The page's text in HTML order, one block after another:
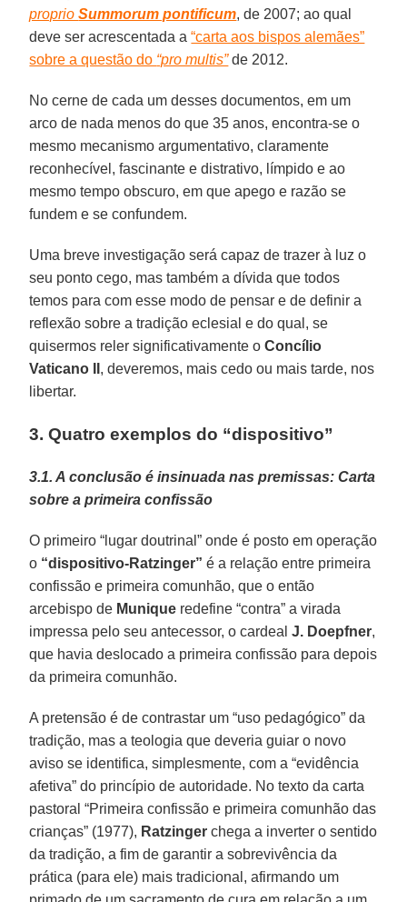
proprioSummorum pontificum, de 2007; ao qual
deve ser acrescentada a“carta aos bispos alemães”
sobre a questão do “pro multis”de 2012.
No cerne de cada um desses documentos, em um
arco de nada menos do que 35 anos, encontra-se o
mesmo mecanismo argumentativo, claramente
reconhecível, fascinante e distrativo, límpido e ao
mesmo tempo obscuro, em que apego e razão se
fundem e se confundem.
Uma breve investigação será capaz de trazer à luz o
seu ponto cego, mas também a dívida que todos
temos para com esse modo de pensar e de definir a
reflexão sobre a tradição eclesial e do qual, se
quisermos reler significativamente oConcílio
Vaticano II , deveremos, mais cedo ou mais tarde, nos
libertar.
3. Quatro exemplos do “dispositivo”
3.1. A conclusão é insinuada nas premissas: Carta
sobre a primeira confissão
O primeiro “lugar doutrinal” onde é posto em operação
o “dispositivo-Ratzinger” é a relação entre primeira
confissão e primeira comunhão, que o então
arcebispo de Munique redefine “contra” a virada
impressa pelo seu antecessor, o cardealJ. Doepfner,
que havia deslocado a primeira confissão para depois
da primeira comunhão.
A pretensão é de contrastar um “uso pedagógico” da
tradição, mas a teologia que deveria guiar o novo
aviso se identifica, simplesmente, com a “evidência
afetiva” do princípio de autoridade. No texto da carta
pastoral “Primeira confissão e primeira comunhão das
crianças” (1977), Ratzinger chega a inverter o sentido
da tradição, a fim de garantir a sobrevivência da
prática (para ele) mais tradicional, afirmando um